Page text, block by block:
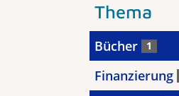
Thema
Bücher 1
Finanzierung